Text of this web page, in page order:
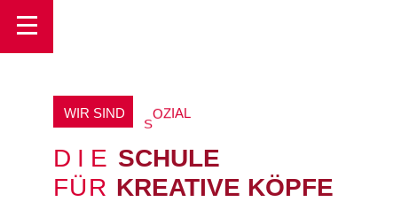
WIR SIND UR OP
DIE SCHULE
FÜR KREATIVE KÖPFE